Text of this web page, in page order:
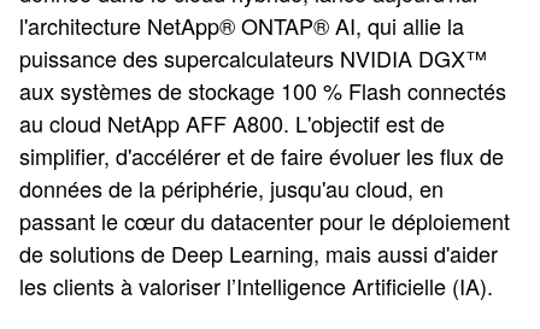
l'architecture NetApp® ONTAP® AI, qui allie la
puissance des supercalculateurs NVIDIA DGX™
aux systèmes de stockage 100 % Flash connectés
au cloud NetApp AFF A800. L'objectif est de
simplifier, d'accélérer et de faire évoluer les flux de
données de la périphérie, jusqu'au cloud, en
passant le cœur du datacenter pour le déploiement
de solutions de Deep Learning, mais aussi d'aider
les clients à valoriser l’Intelligence Artificielle (IA).